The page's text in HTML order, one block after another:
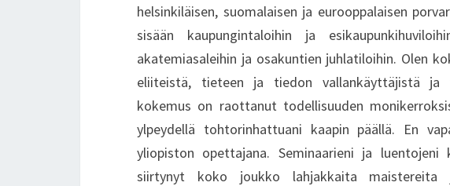
helsinkiläisen, suomalaisen ja eurooppalaisen
sisään kaupungintaloihin ja
akatemiasaleihin ja osakuntien juhlatiloihin. Olen
eliiteistä, tieteen ja tiedon vallankäyttäjistä ja
kokemus on raottanut todellisuuden
ylpeydellä tohtorinhattuani kaapin päällä. En
yliopiston opettajana. Seminaarieni ja
siirtynyt koko joukko lahjakkaita